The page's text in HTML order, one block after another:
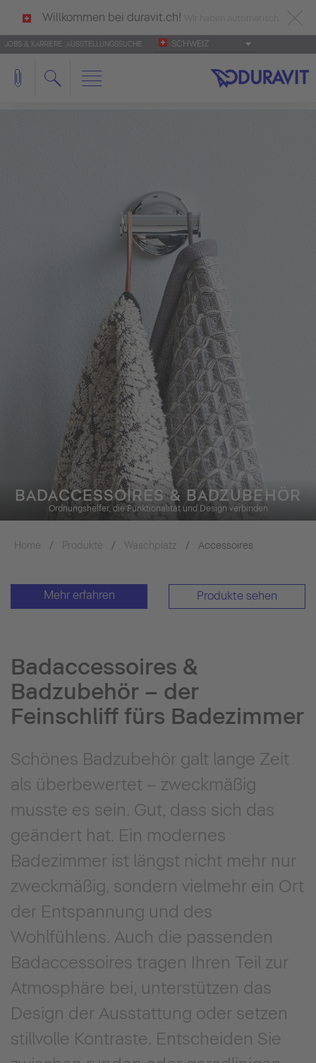
Willkommen bei duravit.ch!
deutsch als Ihre Sprache erkannt.
Français Italiano
JOBS & KARRIERE AUSSTELLUNGSSUCHE SCHWEIZ
BADACCESSOIRES & BADZUBEHÖR
Ordnungshelfer, die Funktionalität und Design verbinden
Home Produkte Waschplatz Accessoires
Mehr erfahren Produkte sehen
Badaccessoires &
Badzubehör – der
Feinschliff fürs Badezimmer
Schönes Badzubehör galt lange Zeit
als überbewertet – zweckmäßig
musste es sein. Gut, dass sich das
geändert hat. Ein modernes
Badezimmer ist längst nicht mehr nur
zweckmäßig, sondern vielmehr ein Ort
der Entspannung und des
Wohlfühlens. Auch die passenden
Badaccessoires tragen Ihren Teil zur
Atmosphäre bei, unterstützen das
Design der Ausstattung oder setzen
stillvolle Kontraste. Entscheiden Sie